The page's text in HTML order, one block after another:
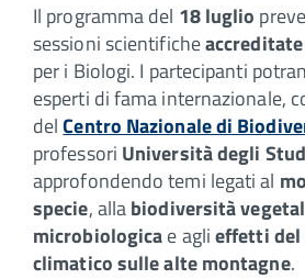
Il programma del 18 luglio
sessioni scientifiche
per i Biologi. I partecipanti
esperti di fama internazionale,
delCentro Nazionale di
professori Università degli
approfondendo temi legati al
specie, allabiodiversità
microbiologicae aglieffetti del
climatico sulle alte montagne.